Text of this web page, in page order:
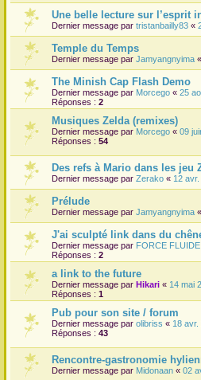
Une belle lecture sur l’esprit
Dernier message par tristanbailly83 «
Temple du Temps
Dernier message par Jamyangnyima «
The Minish Cap Flash Demo
Dernier message par Morcego « 25
Réponses : 2
Musiques Zelda (remixes)
Dernier message par Morcego « 09
Réponses : 54
Des refs à Mario dans les jeu
Dernier message par Zerako « 12
Prélude
Dernier message par Jamyangnyima «
J'ai sculpté link dans du
Dernier message par FORCE FLUIDE
Réponses : 2
a link to the future
Dernier message par Hikari « 14 mai
Réponses : 1
Pub pour son site / forum
Dernier message par olibriss « 18 avr.
Réponses : 43
Rencontre-gastronomie
Dernier message par Midonaan « 02